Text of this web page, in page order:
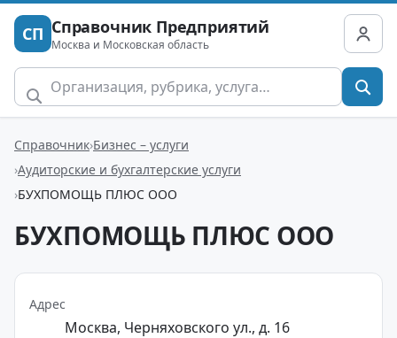
СП Справочник Предприятий
Москва и Московская область
Справочник Бизнес – услуги
Аудиторские и бухгалтерские услуги
БУХПОМОЩЬ ПЛЮС ООО
БУХПОМОЩЬ ПЛЮС ООО
Адрес
Москва, Черняховского ул., д. 16